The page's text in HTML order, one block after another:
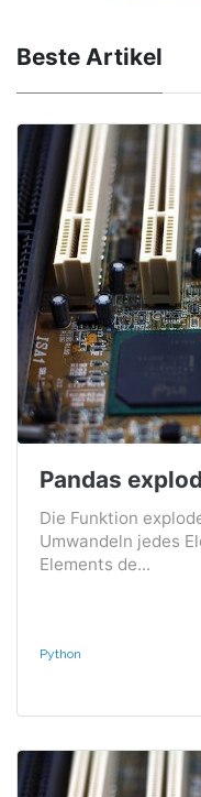
Beste Artikel
Pandas
Die Funktion
Umwandeln jedes
Elements de...
Python